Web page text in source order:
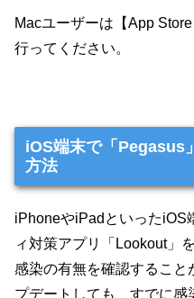
Macユーザーは【App
行ってください。
iOS端末で「Pegasus
方法
iPhoneやiPadといったiOS
ィ対策アプリ「Lookout」
感染の有無を確認すること
プデートしても、すでに